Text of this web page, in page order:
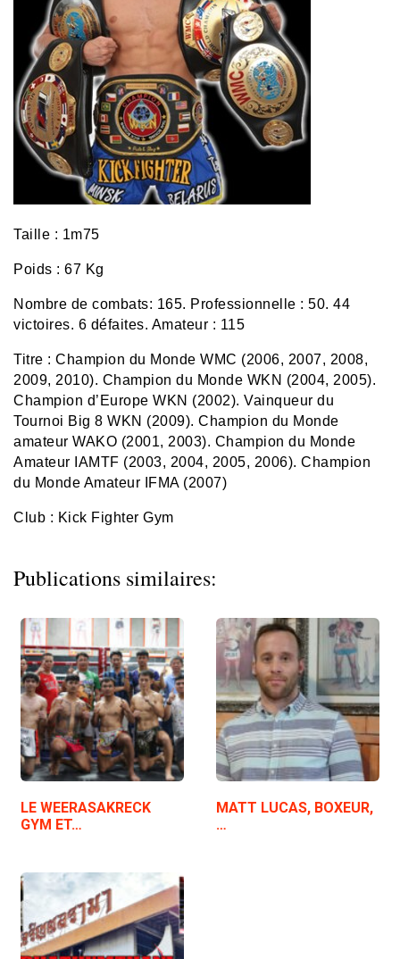
Taille : 1m75
Poids : 67 Kg
Nombre de combats: 165. Professionnelle : 50. 44
victoires. 6 défaites. Amateur : 115
Titre : Champion du Monde WMC (2006, 2007, 2008,
2009, 2010). Champion du Monde WKN (2004, 2005).
Champion d’Europe WKN (2002). Vainqueur du
Tournoi Big 8 WKN (2009). Champion du Monde
amateur WAKO (2001, 2003). Champion du Monde
Amateur IAMTF (2003, 2004, 2005, 2006). Champion
du Monde Amateur IFMA (2007)
Club : Kick Fighter Gym
Publications similaires:
LE WEERASAKRECK
GYM ET…
MATT LUCAS, BOXEUR,
…